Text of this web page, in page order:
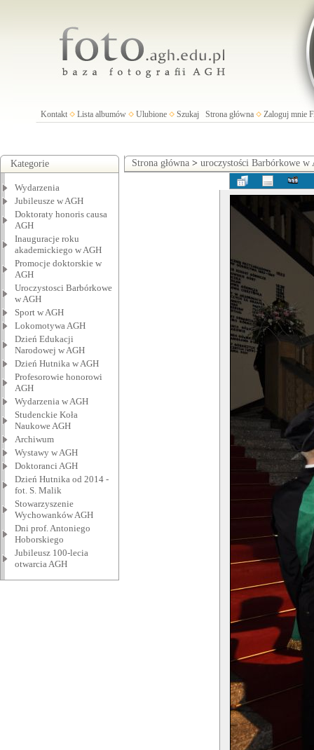
Kontakt Lista albumów Ulubione Szukaj Strona główna Zaloguj mnie
Kategorie
Wydarzenia
Jubileusze w AGH
Doktoraty honoris causa
AGH
Inauguracje roku
akademickiego w AGH
Promocje doktorskie w
AGH
Uroczystosci Barbórkowe
w AGH
Sport w AGH
Lokomotywa AGH
Dzień Edukacji
Narodowej w AGH
Dzień Hutnika w AGH
Profesorowie honorowi
AGH
Wydarzenia w AGH
Studenckie Koła
Naukowe AGH
Archiwum
Wystawy w AGH
Doktoranci AGH
Dzień Hutnika od 2014 -
fot. S. Malik
Stowarzyszenie
Wychowanków AGH
Dni prof. Antoniego
Hoborskiego
Jubileusz 100-lecia
otwarcia AGH
Strona główna > uroczystości Barbórkowe w